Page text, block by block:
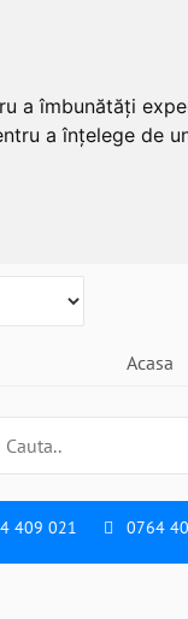
a îmbunătăți
a înțelege de
Acasa
409 021 0764